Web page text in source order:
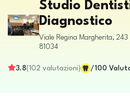
Studio
Diagnostico
Viale Regina Margherita, 243
81034
3.8(102 valutazioni) /100